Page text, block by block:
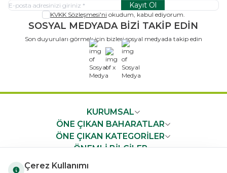
Kayıt Ol
KVKK Sözleşmesi'ni okudum, kabul ediyorum.
SOSYAL MEDYADA BİZİ TAKİP EDİN
Son duyuruları görmek için bizleri sosyal medyada takip edin
x
KURUMSAL
ÖNE ÇIKAN BAHARATLAR
ÖNE ÇIKAN KATEGORİLER
ÖNEMLİ BİLGİLER
Çerez Kullanımı